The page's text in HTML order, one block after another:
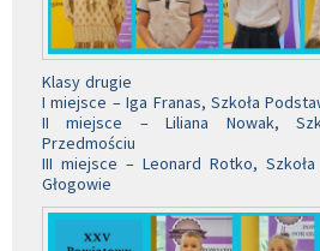
Klasy drugie
I miejsce – Iga Franas, Szkoła
II miejsce – Liliana Nowak,
Przedmościu
III miejsce – Leonard Rotko,
Głogowie